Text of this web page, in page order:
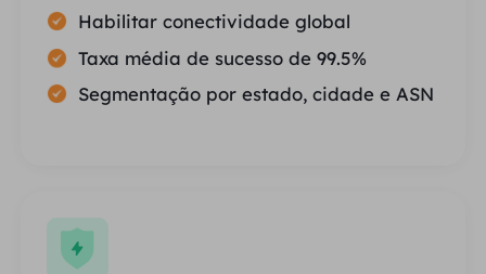
Habilitar conectividade global
Taxa média de sucesso de 99.5%
Segmentação por estado, cidade e ASN